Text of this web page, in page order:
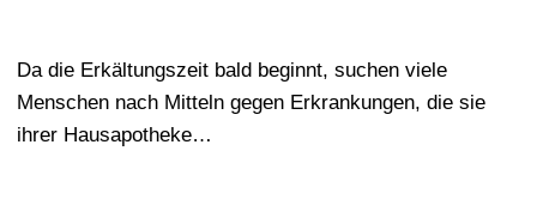
Da die Erkältungszeit bald beginnt, suchen viele
Menschen nach Mitteln gegen Erkrankungen, die sie
ihrer Hausapotheke…